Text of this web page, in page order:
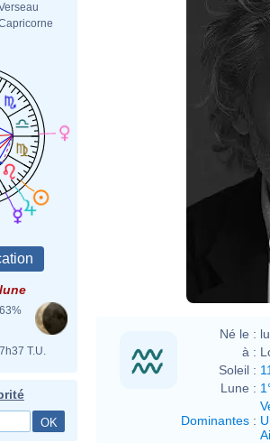
T.U.
Né le :
à :
Soleil :
Lune :
Dominantes :